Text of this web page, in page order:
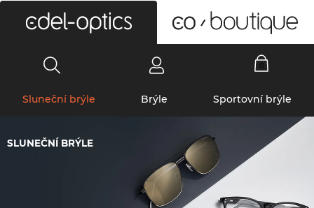
Sluneční brýle Brýle Sportovní brýle
SLUNEČNÍ BRÝLE